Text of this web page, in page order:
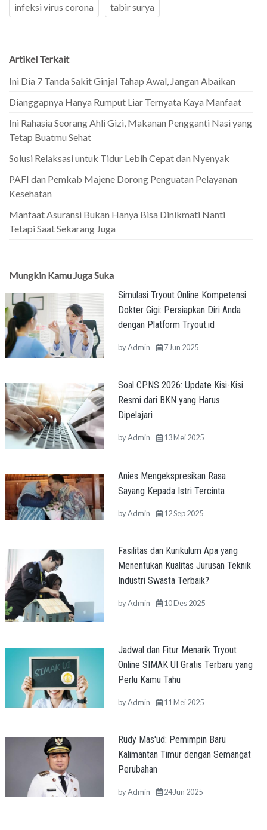
infeksi virus corona tabir surya
Artikel Terkait
Ini Dia 7 Tanda Sakit Ginjal Tahap Awal, Jangan Abaikan
Dianggapnya Hanya Rumput Liar Ternyata Kaya Manfaat
Ini Rahasia Seorang Ahli Gizi, Makanan Pengganti Nasi yang
Tetap Buatmu Sehat
Solusi Relaksasi untuk Tidur Lebih Cepat dan Nyenyak
PAFI dan Pemkab Majene Dorong Penguatan Pelayanan
Kesehatan
Manfaat Asuransi Bukan Hanya Bisa Dinikmati Nanti
Tetapi Saat Sekarang Juga
Mungkin Kamu Juga Suka
Simulasi Tryout Online Kompetensi
Dokter Gigi: Persiapkan Diri Anda
dengan Platform Tryout.id
byAdmin 7 Jun 2025
Soal CPNS 2026: Update Kisi-Kisi
Resmi dari BKN yang Harus
Dipelajari
byAdmin 13 Mei 2025
Anies Mengekspresikan Rasa
Sayang Kepada Istri Tercinta
byAdmin 12 Sep 2025
Fasilitas dan Kurikulum Apa yang
Menentukan Kualitas Jurusan Teknik
Industri Swasta Terbaik?
byAdmin 10 Des 2025
Jadwal dan Fitur Menarik Tryout
Online SIMAK UI Gratis Terbaru yang
Perlu Kamu Tahu
byAdmin 11 Mei 2025
Rudy Mas'ud: Pemimpin Baru
Kalimantan Timur dengan Semangat
Perubahan
byAdmin 24 Jun 2025